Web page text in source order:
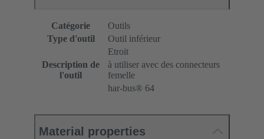
Catégorie
Outils
Type d'outil
Outil inférieur
Description de
l'outil
Etroit
à utiliser avec des connecteurs
femelle
har-bus® 64
Material properties